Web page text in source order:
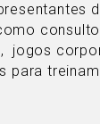
jogos
para